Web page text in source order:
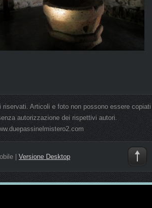
Articoli e foto non possono essere copiati
autorizzazione dei rispettivi autori.
| Versione Desktop